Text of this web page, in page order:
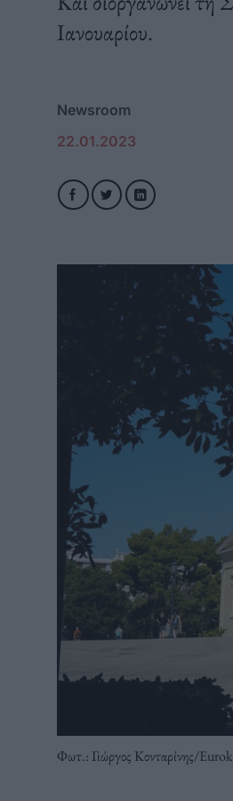
Ιανουαρίου.
Newsroom
22.01.2023
Φωτ.: Γιώργος Κονταρίνης/